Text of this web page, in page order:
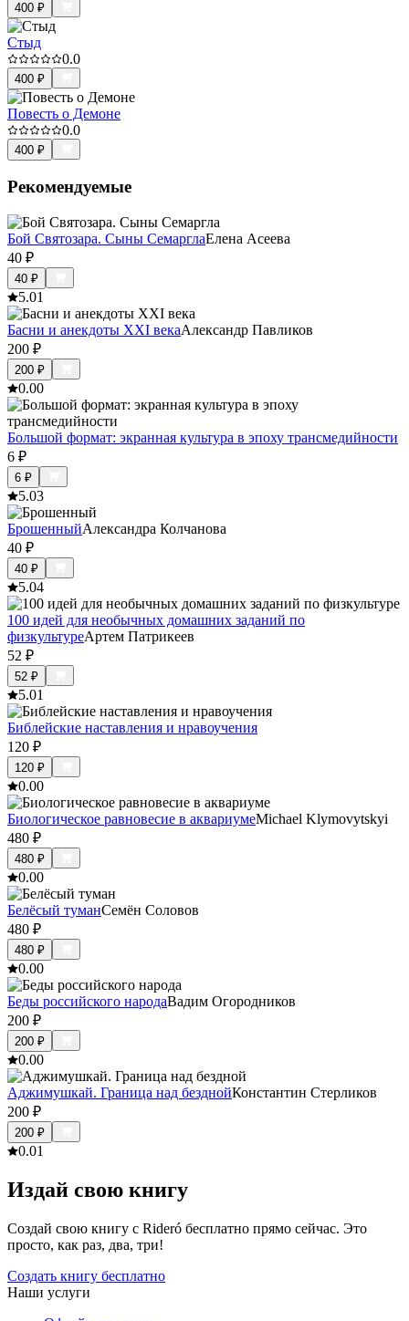
400 ₽
Стыд
0.0
400 ₽
Повесть о Демоне
0.0
400 ₽
Рекомендуемые
Бой Святозара. Сыны СемарглаЕлена Асеева
40 ₽
40 ₽
5.01
Басни и анекдоты XXI векаАлександр Павликов
200 ₽
200 ₽
0.00
Большой формат: экранная культура в эпоху трансмедийности
6 ₽
6 ₽
5.03
БрошенныйАлександра Колчанова
40 ₽
40 ₽
5.04
100 идей для необычных домашних заданий по
физкультуреАртем Патрикеев
52 ₽
52 ₽
5.01
Библейские наставления и нравоучения
120 ₽
120 ₽
0.00
Биологическое равновесие в аквариумеMichael Klymovytskyi
480 ₽
480 ₽
0.00
Белёсый туманСемён Соловов
480 ₽
480 ₽
0.00
Беды российского народаВадим Огородников
200 ₽
200 ₽
0.00
Аджимушкай. Граница над безднойКонстантин Стерликов
200 ₽
200 ₽
0.01
Издай свою книгу
Создай свою книгу с Rideró бесплатно прямо сейчас. Это
просто, как раз, два, три!
Создать книгу бесплатно
Наши услуги